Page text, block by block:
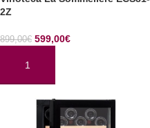
2Z
899,00€ 599,00€
AÑADIR AL CARRITO